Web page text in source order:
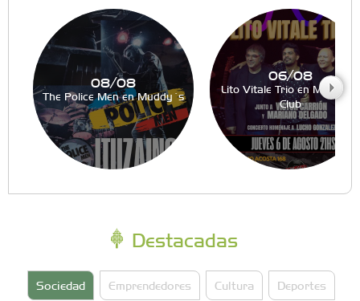
08/08
The Police Men en Muddy´s
06/08
Lito Vitale Trio en Muddy´s
Club
Destacadas
Sociedad Emprendedores Cultura Deportes